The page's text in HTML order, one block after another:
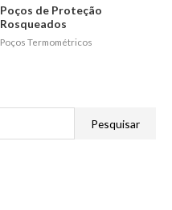
Pesquisar
Poços de Proteção
Rosqueados
Poços Termométricos